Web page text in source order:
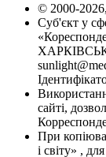
© 2000-
Суб'єкт у
сайті,
При
і світу» ,